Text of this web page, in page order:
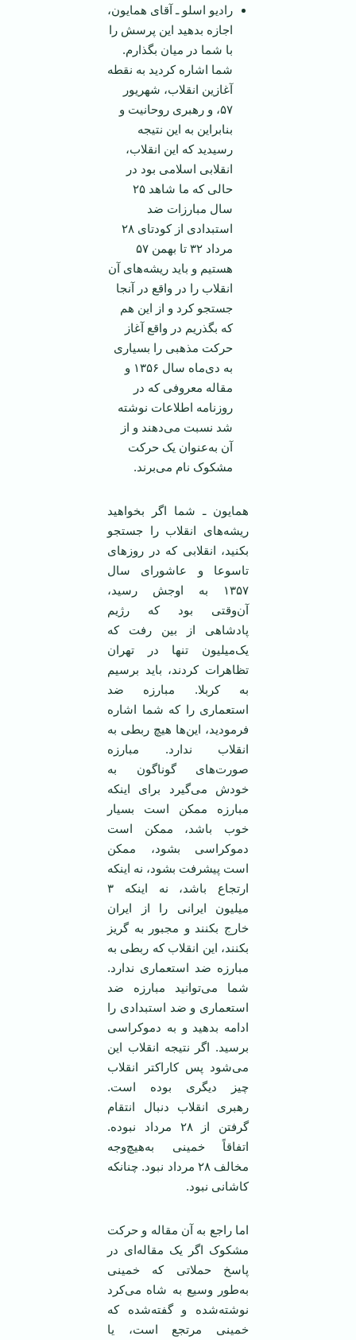
رادیو اسلو ـ آقای همایون،
اجازه بدهید این پرسش را
با شما در میان بگذارم.
شما اشاره کردید به نقطه
آغازین انقلاب، شهریور
۵۷، و رهبری روحانیت و
بنابراین به این نتیجه
رسیدید که این انقلاب،
انقلابی اسلامی بود در
حالی که ما شاهد ۲۵
سال مبارزات ضد
استبدادی از کودتای ۲۸
مرداد ۳۲ تا بهمن ۵۷
هستیم و باید ریشه‌های آن
انقلاب را در واقع در آنجا
جستجو کرد و از این هم
که بگذریم در واقع آغاز
حرکت مذهبی را بسیاری
به دی‌ماه سال ۱۳۵۶ و
مقاله معروفی که در
روزنامه اطلاعات نوشته
شد نسبت می‌دهند و از
آن به‌عنوان یک حرکت
مشکوک نام می‌برند.
همایون ـ شما اگر بخواهید
ریشه‌های انقلاب را جستجو
بکنید، انقلابی که در روزهای
تاسوعا و عاشورای سال
۱۳۵۷ به اوجش رسید،
آن‌وقتی بود که رژیم
پادشاهی از بین رفت که
یک‌میلیون تنها در تهران
تظاهرات کردند، باید برسیم
به کربلا. مبارزه ضد
استعماری را که شما اشاره
فرمودید، این‌ها هیچ ربطی به
انقلاب ندارد. مبارزه
صورت‌های گوناگون به
خودش می‌گیرد برای اینکه
مبارزه ممکن است بسیار
خوب باشد، ممکن است
دموکراسی بشود، ممکن
است پیشرفت بشود، نه اینکه
ارتجاع باشد، نه اینکه ۳
میلیون ایرانی را از ایران
خارج بکنند و مجبور به گریز
بکنند، این انقلاب که ربطی به
مبارزه ضد استعماری ندارد.
شما می‌توانید مبارزه ضد
استعماری و ضد استبدادی را
ادامه بدهید و به دموکراسی
برسید. اگر نتیجه انقلاب این
می‌شود پس کاراکتر انقلاب
چیز دیگری بوده است.
رهبری انقلاب دنبال انتقام
گرفتن از ۲۸ مرداد نبوده.
اتفاقاً خمینی به‌هیچ‌وجه
مخالف ۲۸ مرداد نبود. چنانکه
کاشانی نبود.
اما راجع به آن مقاله و حرکت
مشکوک اگر یک مقاله‌ای در
پاسخ حملاتی که خمینی
به‌طور وسیع به شاه می‌کرد
نوشته‌شده و گفته‌شده که
خمینی مرتجع است، یا